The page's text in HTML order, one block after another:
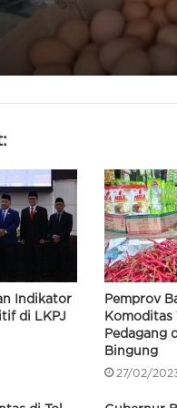
Indikator
di LKPJ
Pemprov
Komoditas
Pedagang
Bingung
27/02/